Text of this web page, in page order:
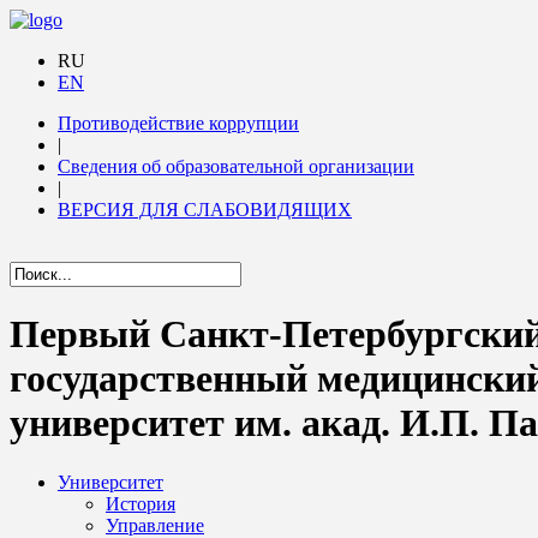
RU
EN
Противодействие коррупции
|
Сведения об образовательной организации
|
ВЕРСИЯ ДЛЯ СЛАБОВИДЯЩИХ
Первый Санкт-
государственный
университет им. акад. И.П.
Университет
История
Управление